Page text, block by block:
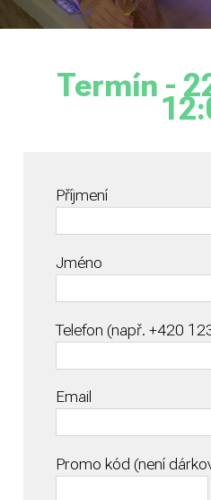
Termín -
Příjmení
Jméno
Telefon (např. +420
Email
Promo kód (není